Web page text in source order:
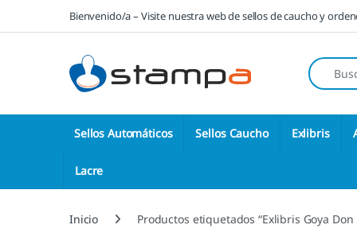
Saltar a la navegación
Saltar al contenidoBienvenido/a – Visite nuestra web de sellos de caucho y
Sellos Automáticos Sellos Caucho Exlibris
Lacre
Inicio Productos etiquetados “Exlibris Goya Don